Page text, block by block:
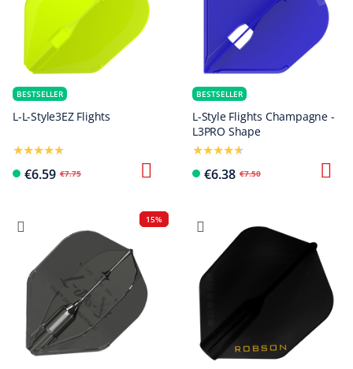
BESTSELLER
L-L-Style3EZ Flights
€6.59 €7.75
BESTSELLER
L-Style Flights Champagne -
L3PRO Shape
€6.38 €7.50
15%